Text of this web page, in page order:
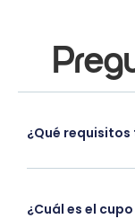
¿Qué
¿Cuál es el